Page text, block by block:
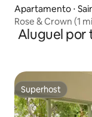
Apartamento ⋅
Rose
Aluguel por
Superhost
Superhost